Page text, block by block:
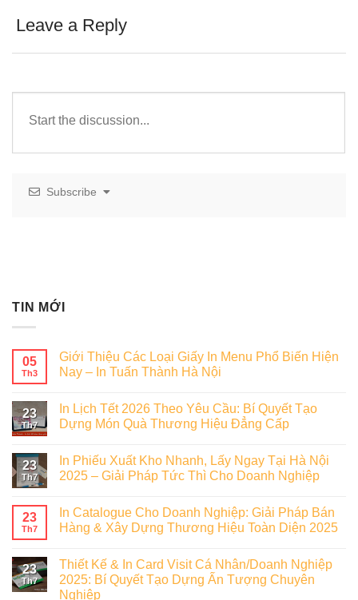
Leave a Reply
Subscribe
TIN MỚI
05
Th3
Giới Thiệu Các Loại Giấy In Menu Phổ Biến Hiện
Nay – In Tuấn Thành Hà Nội
23
Th7
In Lịch Tết 2026 Theo Yêu Cầu: Bí Quyết Tạo
Dựng Món Quà Thương Hiệu Đẳng Cấp
23
Th7
In Phiếu Xuất Kho Nhanh, Lấy Ngay Tại Hà Nội
2025 – Giải Pháp Tức Thì Cho Doanh Nghiệp
23
Th7
In Catalogue Cho Doanh Nghiệp: Giải Pháp Bán
Hàng & Xây Dựng Thương Hiệu Toàn Diện 2025
23
Th7
Thiết Kế & In Card Visit Cá Nhân/Doanh Nghiệp
2025: Bí Quyết Tạo Dựng Ấn Tượng Chuyên
Nghiệp